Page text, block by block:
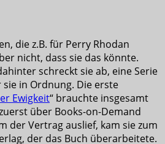
die z.B. für Perry Rhodan
nicht, dass sie das könnte.
schreckt sie ab, eine Serie
in Ordnung. Die erste
Ewigkeit“ brauchte insgesamt
über Books-on-Demand
der Vertrag auslief, kam sie zum
der das Buch überarbeitete.